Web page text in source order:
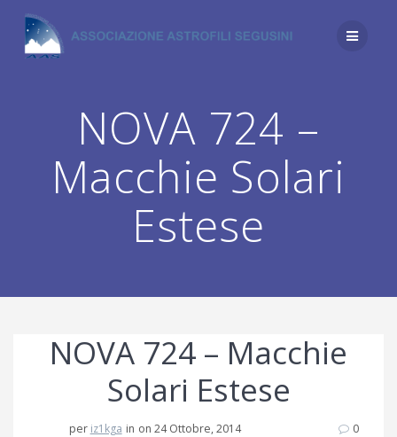
contenuto
NOVA 724 –
Macchie Solari
Estese
NOVA 724 – Macchie
Solari Estese
per iz1kga in on 24 Ottobre, 2014 0